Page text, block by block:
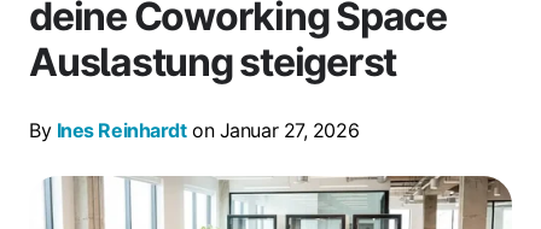
deine Coworking Space
Auslastung steigerst
By Ines Reinhardton Januar 27, 2026